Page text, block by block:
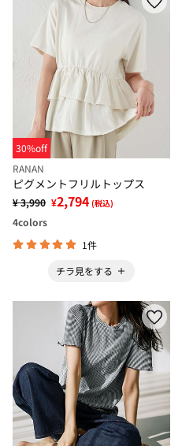
30%off
RANAN
ピグメントフリルトップス
¥ 3,990 ¥2,794 (税込)
4colors
1件
チラ見をする